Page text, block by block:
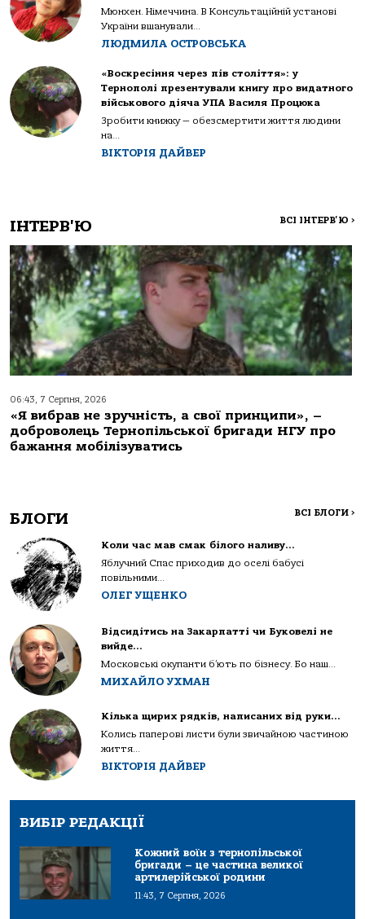
Мюнхен. Німеччина. В Консультаційній установі
України вшанували...
ЛЮДМИЛА ОСТРОВСЬКА
«Воскресіння через пів століття»: у
Тернополі презентували книгу про видатного
військового діяча УПА Василя Процюка
Зробити книжку — обезсмертити життя людини
на...
ВІКТОРІЯ ДАЙВЕР
ІНТЕРВ'Ю ВСІ ІНТЕРВ'Ю >
06:43, 7 Серпня, 2026
«Я вибрав не зручність, а свої принципи», –
доброволець Тернопільської бригади НГУ про
бажання мобілізуватись
БЛОГИ ВСІ БЛОГИ >
Коли час мав смак білого наливу…
Яблучний Спас приходив до оселі бабусі
повільними...
ОЛЕГ УЩЕНКО
Відсидітись на Закарпатті чи Буковелі не
вийде…
Московські окупанти б’ють по бізнесу. Бо наш...
МИХАЙЛО УХМАН
Кілька щирих рядків, написаних від руки…
Колись паперові листи були звичайною частиною
життя...
ВІКТОРІЯ ДАЙВЕР
ВИБІР РЕДАКЦІЇ
Кожний воїн з тернопільської
бригади – це частина великої
артилерійської родини
11:43, 7 Серпня, 2026